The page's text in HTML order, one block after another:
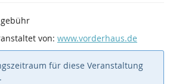
von: www.vorderhaus.de
für diese Veranstaltung